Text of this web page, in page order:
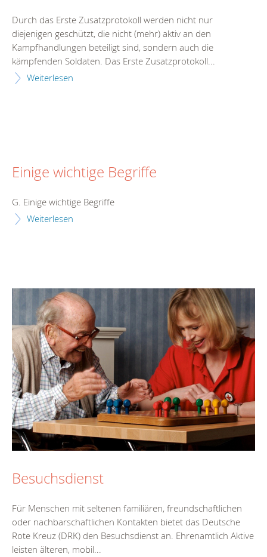
Durch das Erste Zusatzprotokoll werden nicht nur
diejenigen geschützt, die nicht (mehr) aktiv an den
Kampfhandlungen beteiligt sind, sondern auch die
kämpfenden Soldaten. Das Erste Zusatzprotokoll...
Weiterlesen
Einige wichtige Begriffe
G. Einige wichtige Begriffe
Weiterlesen
Besuchsdienst
Für Menschen mit seltenen familiären, freundschaftlichen
oder nachbarschaftlichen Kontakten bietet das Deutsche
Rote Kreuz (DRK) den Besuchsdienst an. Ehrenamtlich Aktive
leisten älteren, mobil...